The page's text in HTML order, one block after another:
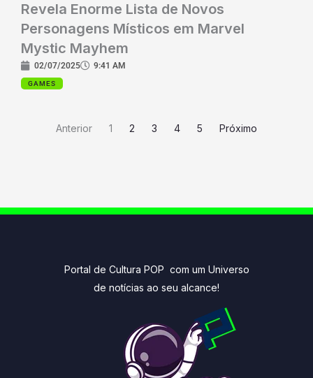
Revela Enorme Lista de Novos
Personagens Místicos em Marvel
Mystic Mayhem
02/07/2025 9:41 AM
GAMES
Anterior 1 2 3 4 5 Próximo
Portal de Cultura POP com um Universo
de notícias ao seu alcance!